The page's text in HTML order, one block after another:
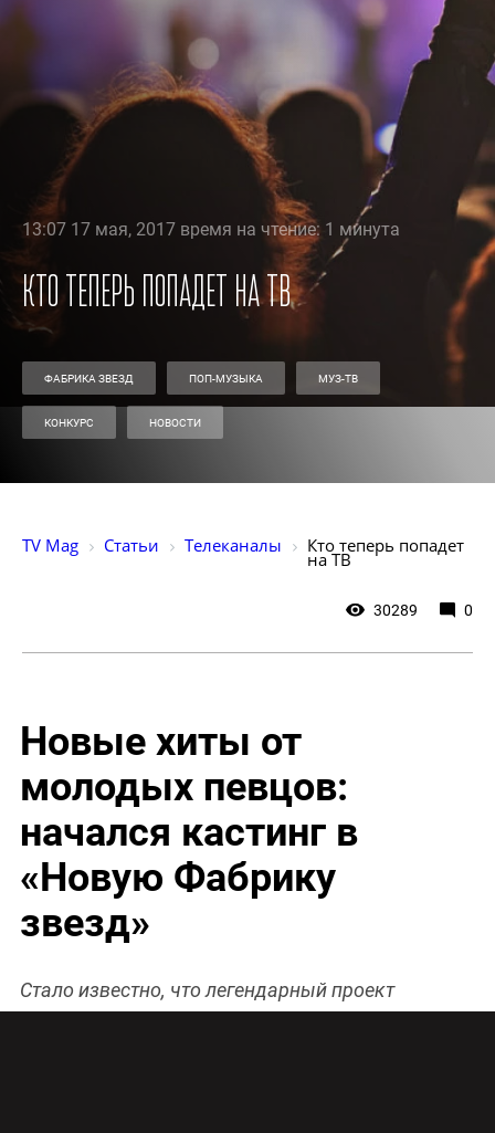
13:07 17 мая, 2017 время на чтение: 1 минута
Кто теперь попадет на ТВ
ФАБРИКА ЗВЕЗД ПОП-МУЗЫКА МУЗ-ТВ
КОНКУРС НОВОСТИ
TV Mag Статьи Телеканалы Кто теперь попадет
на ТВ
30289 0
Новые хиты от
молодых певцов:
начался кастинг в
«Новую Фабрику
звезд»
Стало известно, что легендарный проект